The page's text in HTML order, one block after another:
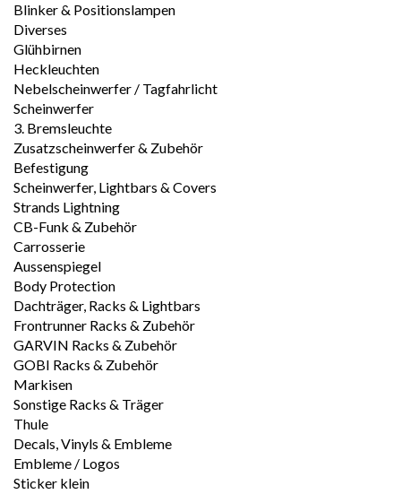
Blinker & Positionslampen
Diverses
Glühbirnen
Heckleuchten
Nebelscheinwerfer / Tagfahrlicht
Scheinwerfer
3. Bremsleuchte
Zusatzscheinwerfer & Zubehör
Befestigung
Scheinwerfer, Lightbars & Covers
Strands Lightning
CB-Funk & Zubehör
Carrosserie
Aussenspiegel
Body Protection
Dachträger, Racks & Lightbars
Frontrunner Racks & Zubehör
GARVIN Racks & Zubehör
GOBI Racks & Zubehör
Markisen
Sonstige Racks & Träger
Thule
Decals, Vinyls & Embleme
Embleme / Logos
Sticker klein